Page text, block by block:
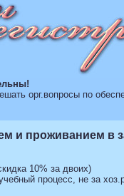
орг.вопросы по
и проживанием в
10% за двоих)
процесс, не за